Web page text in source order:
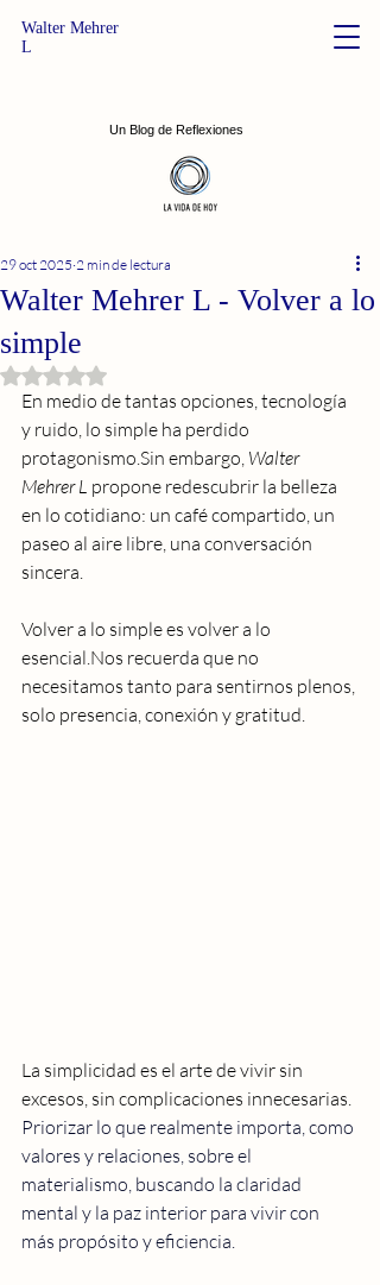
Walter Mehrer
L
Un Blog de Reflexiones
Walter Mehrer L - Volver a lo
simple
29 oct 2025 2 min de lectura
Obtuvo NaN de 5 estrellas.
En medio de tantas opciones, tecnología
y ruido, lo simple ha perdido
protagonismo.Sin embargo, Walter
Mehrer L propone redescubrir la belleza
en lo cotidiano: un café compartido, un
paseo al aire libre, una conversación
sincera.
Volver a lo simple es volver a lo
esencial.Nos recuerda que no
necesitamos tanto para sentirnos plenos,
solo presencia, conexión y gratitud.
La simplicidad es el arte de vivir sin
excesos, sin complicaciones innecesarias.
Priorizar lo que realmente importa, como
valores y relaciones, sobre el
materialismo, buscando la claridad
mental y la paz interior para vivir con
más propósito y eficiencia.